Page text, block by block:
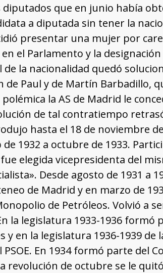
que en junio había
a diputada sin tener la
presentar una mujer por
el Parlamento y la
la nacionalidad quedó
Paul y de Martín Barbadillo,
la AS de Madrid le
de tal contratiempo
hasta el 18 de noviembre
1932 a octubre de 1933.
elegida vicepresidenta del
Desde agosto de 1931 a
de Madrid y en marzo de
de Petróleos. Volvió a
la legislatura 1933-1936 formó
y en la legislatura 1936-1939 de
En 1934 formó parte del
revolución de octubre se le